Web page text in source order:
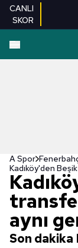
CANLI
SKOR
A Spor
aynı
Son